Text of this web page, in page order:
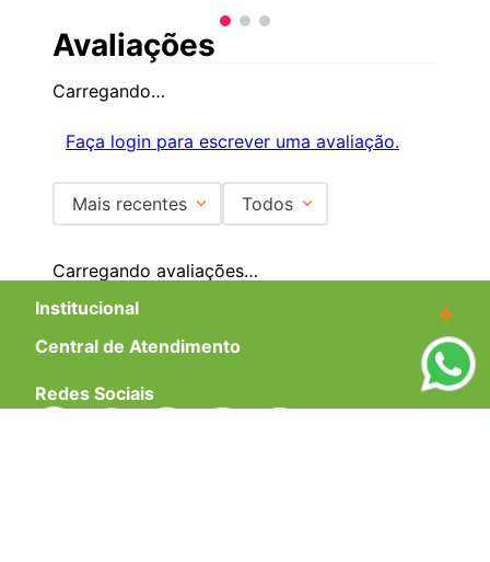
Avaliações
Carregando…
Faça login para escrever uma avaliação.
Mais recentes Todos
Carregando avaliações…
Institucional
+
Central de Atendimento +
Redes Sociais